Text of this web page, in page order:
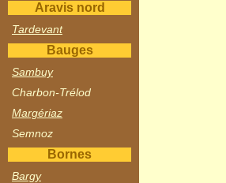
Aravis nord
Tardevant
Bauges
Sambuy
Charbon-Trélod
Margériaz
Semnoz
Bornes
Bargy